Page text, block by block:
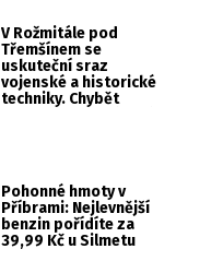
V Rožmitále pod
Třemšínem se
uskuteční sraz
vojenské a historické
techniky. Chybět
Pohonné hmoty v
Příbrami: Nejlevnější
benzin pořídíte za
39,99 Kč u Silmetu